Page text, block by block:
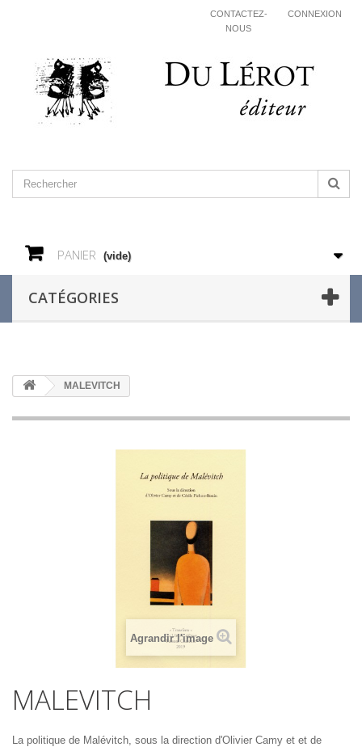
CONNEXION
CONTACTEZ-
NOUS
PANIER (vide)
CATÉGORIES
MALEVITCH
Agrandir l'image
MALEVITCH
La politique de Malévitch, sous la direction d'Olivier Camy et et de